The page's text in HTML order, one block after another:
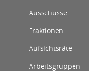
Ausschüsse
Fraktionen
Aufsichtsräte
Arbeitsgruppen